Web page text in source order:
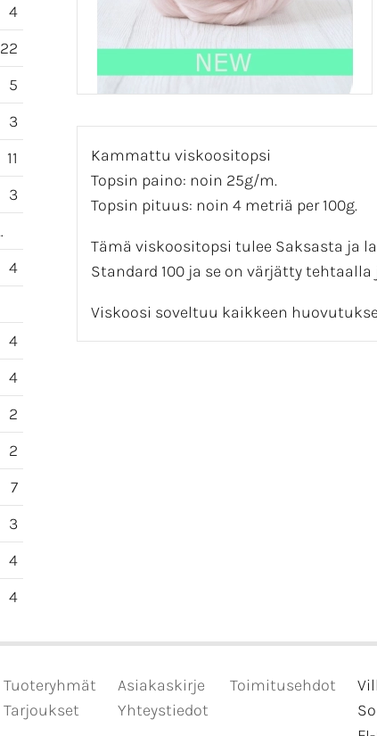
4
22
5
3
11
3
4
4
4
2
2
7
3
4
4
Kammattu viskoositopsi
Topsin paino: noin 25g/m.
Topsin pituus: noin 4 metriä per 100g.
Tämä viskoositopsi tulee Saksasta ja
Standard 100 ja se on värjätty tehtaalla
Viskoosi soveltuu kaikkeen
Tuoteryhmät
Tarjoukset
Asiakaskirje
Yhteystiedot
Toimitusehdot